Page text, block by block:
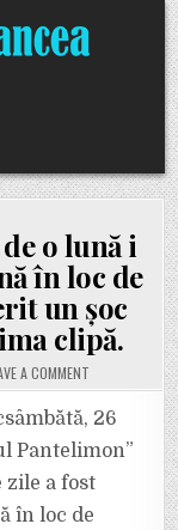
o lună i
în loc de
un șoc
clipă.
A COMMENTON
INCREDIBIL.
BEBELUȘ
DE
O
LUNĂ
I
S-
ADMINISTRAT
26
Pantelimon”
zile a fost
în loc de